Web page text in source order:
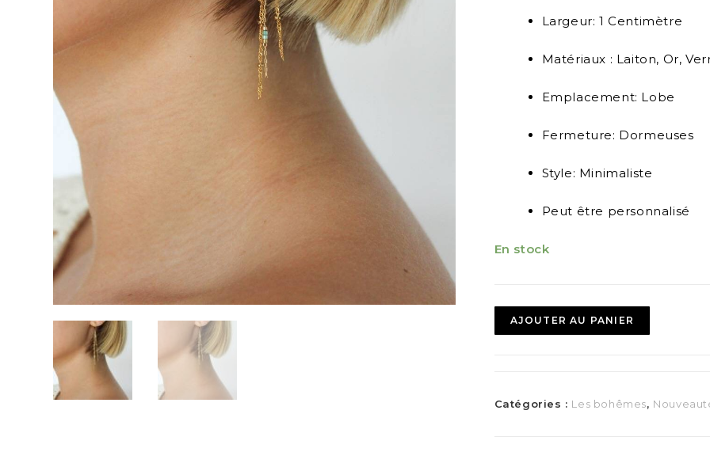
Largeur: 1 Centimètre
Matériaux : Laiton, Or,
Emplacement: Lobe
Fermeture: Dormeuses
Style: Minimaliste
Peut être personnalisé
En stock
AJOUTER AU PANIER
Catégories : Les bohêmes,